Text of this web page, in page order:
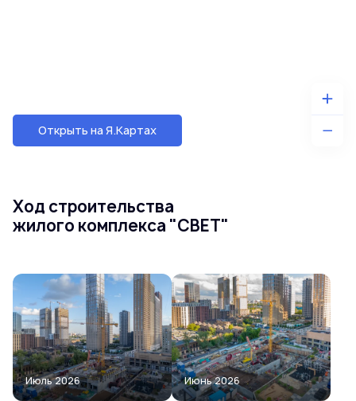
Открыть на Я.Картах
Ход строительства
жилого комплекса "СВЕТ"
Июль 2026 Июнь 2026